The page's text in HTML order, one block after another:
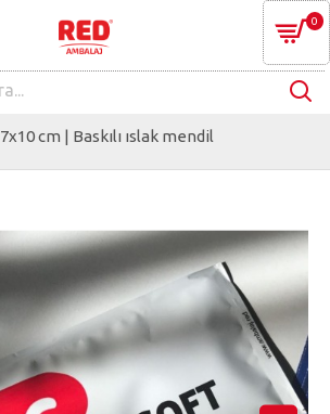
0
7x10 cm | Baskılı ıslak mendil